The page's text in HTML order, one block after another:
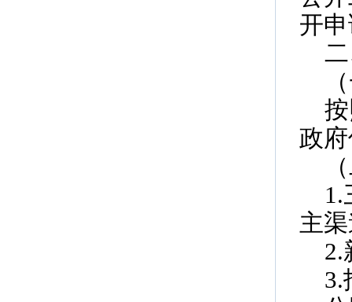
开
政
1.
主
2.
3.